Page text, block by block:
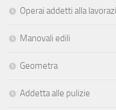
Operai addetti alla
Manovali edili
Geometra
Addetta alle pulizie